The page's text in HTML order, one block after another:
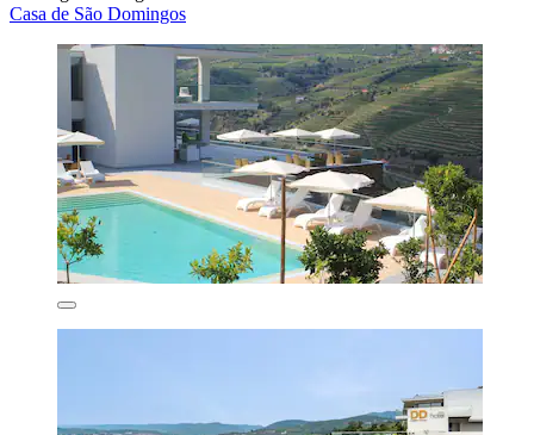
Casa de São Domingos